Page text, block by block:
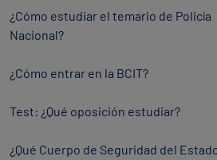
¿Cómo estudiar el temario de Policía
Nacional?
¿Cómo entrar en la BCIT?
Test: ¿Qué oposición estudiar?
¿Qué Cuerpo de Seguridad del